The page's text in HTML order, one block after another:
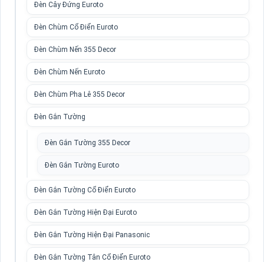
Đèn Cây Đứng Euroto
Đèn Chùm Cổ Điển Euroto
Đèn Chùm Nến 355 Decor
Đèn Chùm Nến Euroto
Đèn Chùm Pha Lê 355 Decor
Đèn Gắn Tường
Đèn Gắn Tường 355 Decor
Đèn Gắn Tường Euroto
Đèn Gắn Tường Cổ Điển Euroto
Đèn Gắn Tường Hiện Đại Euroto
Đèn Gắn Tường Hiện Đại Panasonic
Đèn Gắn Tường Tân Cổ Điển Euroto